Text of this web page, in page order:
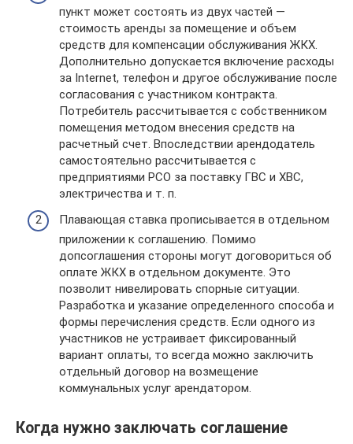
пункт может состоять из двух частей —
стоимость аренды за помещение и объем
средств для компенсации обслуживания ЖКХ.
Дополнительно допускается включение расходы
за Internet, телефон и другое обслуживание после
согласования с участником контракта.
Потребитель рассчитывается с собственником
помещения методом внесения средств на
расчетный счет. Впоследствии арендодатель
самостоятельно рассчитывается с
предприятиями РСО за поставку ГВС и ХВС,
электричества и т. п.
Плавающая ставка прописывается в отдельном
приложении к соглашению. Помимо
допсоглашения стороны могут договориться об
оплате ЖКХ в отдельном документе. Это
позволит нивелировать спорные ситуации.
Разработка и указание определенного способа и
формы перечисления средств. Если одного из
участников не устраивает фиксированный
вариант оплаты, то всегда можно заключить
отдельный договор на возмещение
коммунальных услуг арендатором.
Когда нужно заключать соглашение